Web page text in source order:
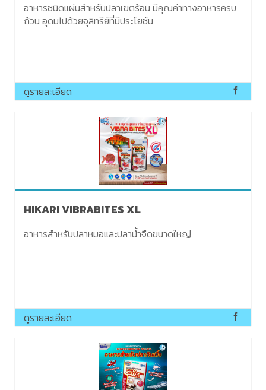
อาหารชนิดแผ่นสำหรับปลาเขตร้อน มีคุณค่าทางอาหารครบ
ถ้วน อุดมไปด้วยจุลิทรีย์ที่มีประโยช์น
ดูรายละเอียด
HIKARI VIBRABITES XL
อาหารสำหรับปลาหมอและปลาน้ำจืดขนาดใหญ่
ดูรายละเอียด